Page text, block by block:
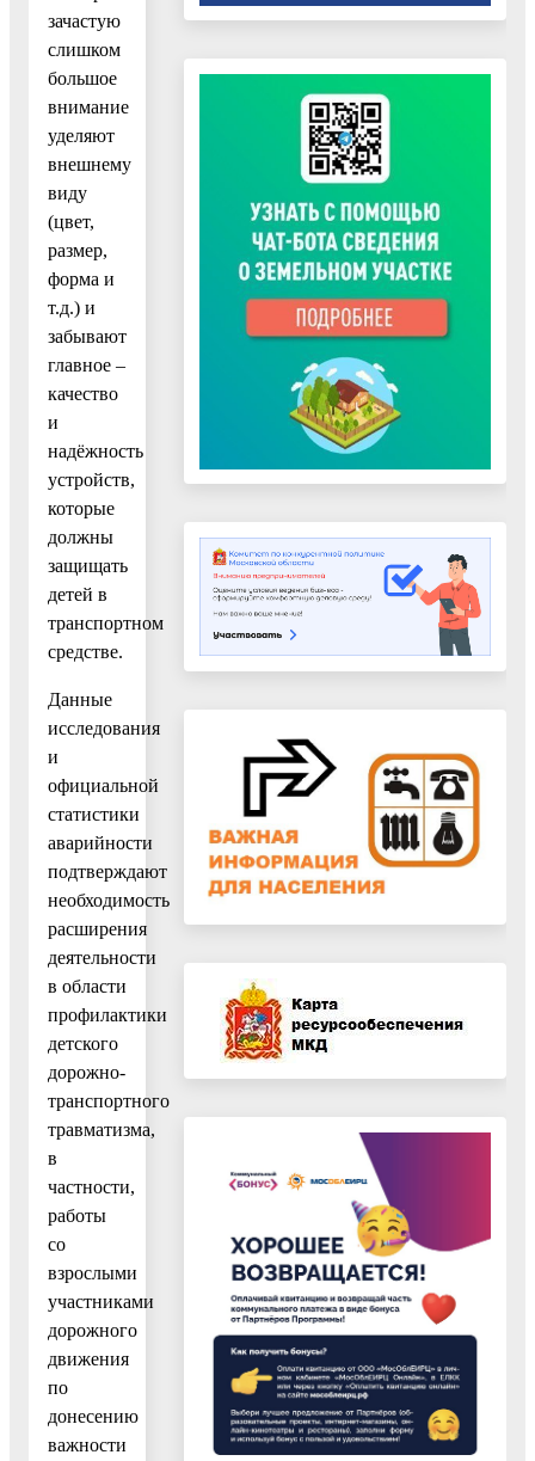
зачастую
слишком
большое
внимание
уделяют
внешнему
виду
(цвет,
размер,
форма и
т.д.) и
забывают
главное –
качество
и
надёжность
устройств,
которые
должны
защищать
детей в
транспортном
средстве.
Данные
исследования
и
официальной
статистики
аварийности
подтверждают
необходимость
расширения
деятельности
в области
профилактики
детского
дорожно-
транспортного
травматизма,
в
частности,
работы
со
взрослыми
участниками
дорожного
движения
по
донесению
важности